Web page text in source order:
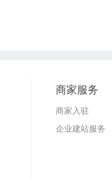
商家服务
商家入驻
企业建站服务